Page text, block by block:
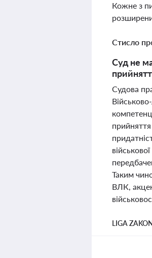
Кожне з
Стисло
Суд не
Судова
Таким
ВЛК,
LIGA